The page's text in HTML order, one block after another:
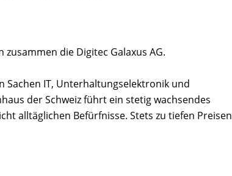
die Digitec Galaxus AG.
Sachen IT, Unterhaltungselektronik und
der Schweiz führt ein stetig wachsendes
alltäglichen Befürfnisse. Stets zu tiefen Preisen